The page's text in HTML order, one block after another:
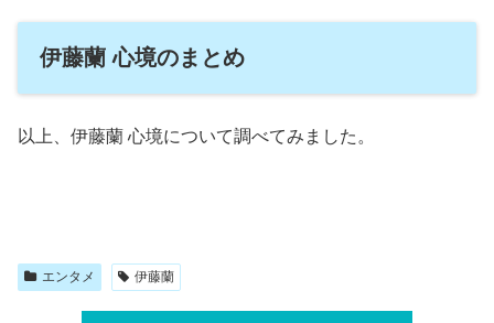
伊藤蘭 心境のまとめ
以上、伊藤蘭 心境について調べてみました。
エンタメ 伊藤蘭